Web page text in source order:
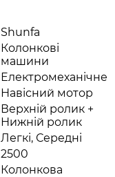
Shunfa
Колонкові
машини
Електромеханічне
Навісний мотор
Верхній ролик +
Нижній ролик
Легкі, Середні
2500
Колонкова